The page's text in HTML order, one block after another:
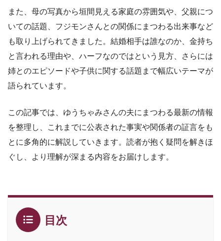
また、母の写真から垣間見える家庭の雰囲気や、父親につ
いての話題、フジモンさんとの関係にまつわる出来事など
も取り上げられてきました。結婚相手は誰なのか、金持ち
と言われる理由や、ハーフなのではという見方、さらには
姉とのエピソードや子供に関する話題まで幅広いテーマが
語られています。
この記事では、ゆうちゃみさんの夫にまつわる最新の情報
を整理し、これまでに公表された事実や関係者の証言をも
とに多角的に解説していきます。読者が抱く疑問を解きほ
ぐし、より理解が深まる内容をお届けします。
目次